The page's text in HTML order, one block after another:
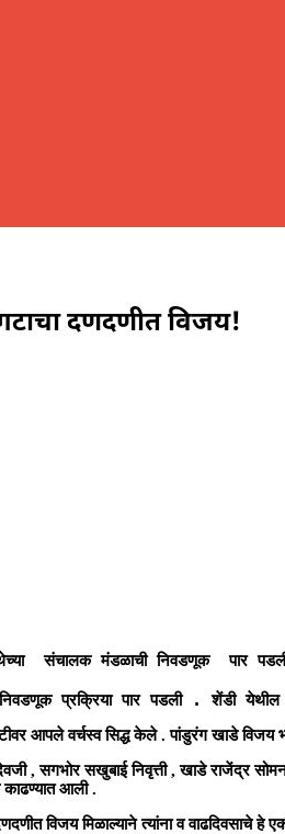
दणदणीत विजय!
संचालक मंडळाची निवडणूक
प्रक्रिया पार पडली . शेंडी
आपले वर्चस्व सिद्ध केले . पांडुरंग खाडे
, सगभोर सखुबाई निवृत्ती , खाडे राजेंद्र
काढण्यात आली .
विजय मिळाल्याने त्यांना व वाढदिवसाचे हे